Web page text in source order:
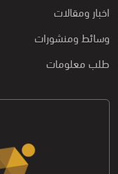
اخبار ومقالات
وسائط ومنشورات
طلب معلومات